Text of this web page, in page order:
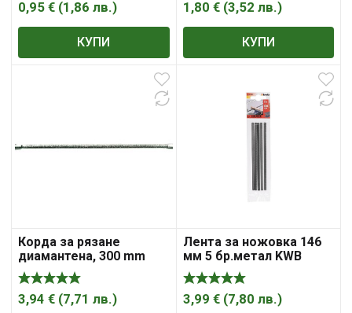
0,95 € (1,86 лв.)
КУПИ
1,80 € (3,52 лв.)
КУПИ
Корда за рязане
диамантена, 300 mm
MTX
3,94 € (7,71 лв.)
Лента за ножовка 146
мм 5 бр.метал KWB
3,99 € (7,80 лв.)